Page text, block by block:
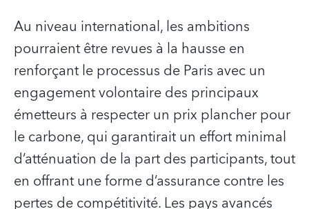
Au niveau international, les ambitions
pourraient être revues à la hausse en
renforçant le processus de Paris avec un
engagement volontaire des principaux
émetteurs à respecter un prix plancher pour
le carbone, qui garantirait un effort minimal
d’atténuation de la part des participants, tout
en offrant une forme d’assurance contre les
pertes de compétitivité. Les pays avancés